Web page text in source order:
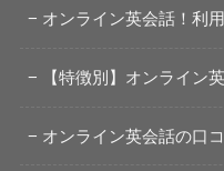
オンライン英会話！利
【特徴別】オンライン
オンライン英会話の口コ